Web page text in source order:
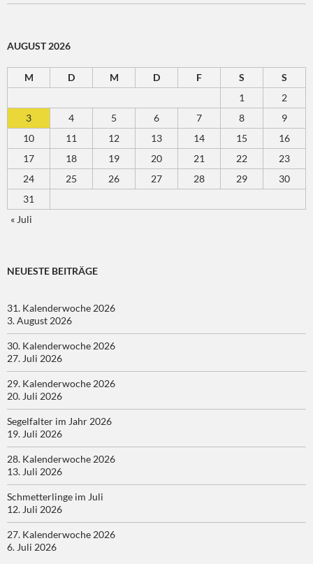
AUGUST 2026
M D M D F S
S
1
2
3
4 5 6 7 8
9
10
11 12 13 14 15
16
17
18 19 20 21 22
23
24
25 26 27 28 29
30
31
« Juli
NEUESTE BEITRÄGE
31. Kalenderwoche 2026
3. August 2026
30. Kalenderwoche 2026
27. Juli 2026
29. Kalenderwoche 2026
20. Juli 2026
Segelfalter im Jahr 2026
19. Juli 2026
28. Kalenderwoche 2026
13. Juli 2026
Schmetterlinge im Juli
12. Juli 2026
27. Kalenderwoche 2026
6. Juli 2026